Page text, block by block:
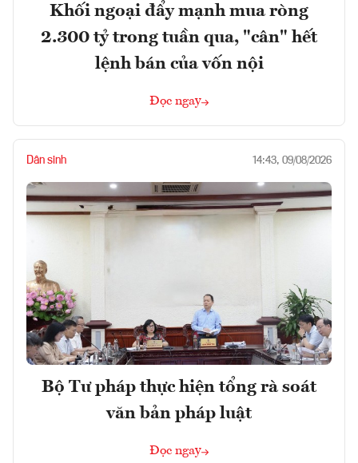
Khối ngoại đẩy mạnh mua ròng
2.300 tỷ trong tuần qua, "cân" hết
lệnh bán của vốn nội
Đọc ngay
Dân sinh 14:43, 09/08/2026
Bộ Tư pháp thực hiện tổng rà soát
văn bản pháp luật
Đọc ngay